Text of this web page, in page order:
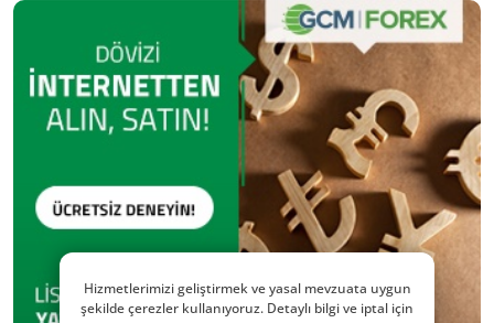
Hizmetlerimizi geliştirmek ve yasal mevzuata uygun
şekilde çerezler kullanıyoruz. Detaylı bilgi ve iptal için